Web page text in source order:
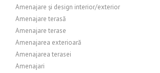
Amenajare și design interior/exterior
Amenajare terasă
Amenajare terase
Amenajarea exterioară
Amenajarea terasei
Amenajari